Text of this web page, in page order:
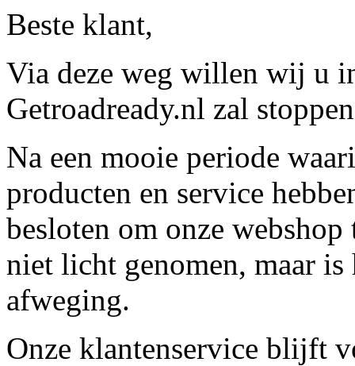
Beste klant,
Via deze weg willen wij u
Getroadready.nl zal
Na een mooie periode
producten en service
besloten om onze
niet licht genomen, maar
afweging.
Onze klantenservice blijft